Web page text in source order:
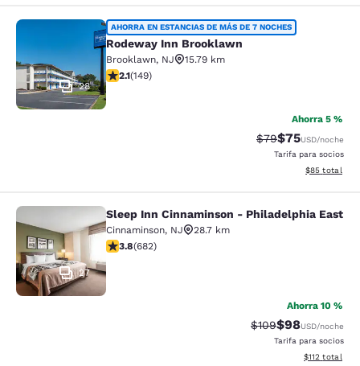
Rodeway Inn Brooklawn
28
AHORRA EN ESTANCIAS DE MÁS DE 7 NOCHES
Rodeway Inn Brooklawn
Brooklawn, NJ
15.79 km
calificación de 2.07 estrellas. Feria. 149 reseñas
2.1(149)
Ahorra 5 %
Precio tachado:
$79Precio con
$75USD/noche
Tarifa para socios
Ver detalles
$85 total
Sleep Inn Cinnaminson -
27
Sleep Inn Cinnaminson - Philadelphia East
Cinnaminson, NJ
28.7 km
calificación de 3.83 estrellas. Bueno. 682 reseñas
3.8(682)
Ahorra 10 %
Precio tachado:
$109Precio con
$98USD/noche
Tarifa para socios
Ver detalles
$112 total